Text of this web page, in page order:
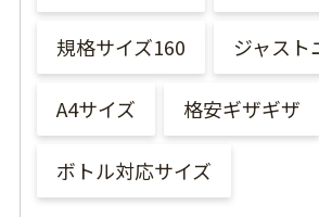
規格サイズ160 ジャスト
A4サイズ 格安ギザギザ
ボトル対応サイズ